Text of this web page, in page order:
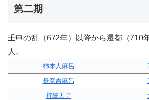
第二期
壬申の乱（672年）以降から遷都（710
人。
柿本人麻呂
長意吉麻呂
持統天皇